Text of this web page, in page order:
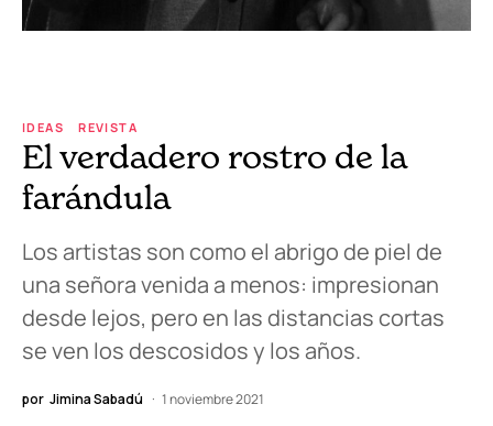
IDEAS REVISTA
El verdadero rostro de la
farándula
Los artistas son como el abrigo de piel de
una señora venida a menos: impresionan
desde lejos, pero en las distancias cortas
se ven los descosidos y los años.
por Jimina Sabadú 1 noviembre 2021